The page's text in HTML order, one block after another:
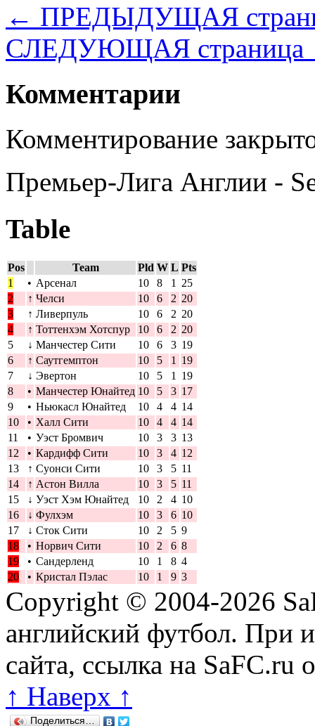
← ПРЕДЫДУЩАЯ
СЛЕДУЮЩАЯ
Комментарии
Комментирование
Премьер-Лига Англии -
Table
Pos Team Pld W L Pts
1
• Арсенал 10 8 1
25
2
↑ Челси 10 6 2 20
3
↑ Ливерпуль 10 6 2 20
4
↑ Тоттенхэм Хотспур 10 6 2 20
5
↓ Манчестер Сити 10 6 3 19
6
↑ Саутгемптон 10 5 1
19
7
↓ Эвертон 10 5 1
19
8
• Манчестер Юнайтед 10 5 3 17
9
• Ньюкасл Юнайтед 10 4 4 14
10
• Халл Сити 10 4 4 14
11
• Уэст Бромвич 10 3 3 13
12
• Кардифф Сити 10 3 4 12
13
↑ Суонси Сити 10 3 5 11
14
↑ Астон Вилла 10 3 5 11
15
↓ Уэст Хэм Юнайтед 10 2 4 10
16
↓ Фулхэм 10 3 6 10
17
↓ Сток Сити 10 2 5 9
18
• Норвич Сити 10 2 6 8
19
• Сандерленд 10 1 8 4
20
• Кристал Пэлас 10 1 9 3
Copyright © 2004-2026
английский футбол. При
сайта, ссылка на SaFC.ru
↑ Наверх ↑
Поделиться…